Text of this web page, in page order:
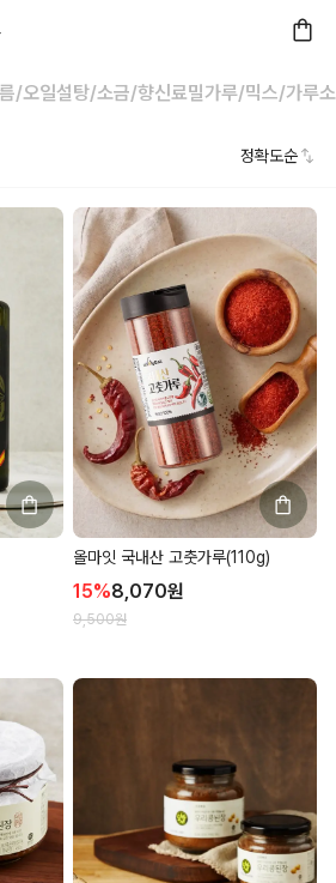
/오일설탕/소금/향신료밀가루/믹스/가루
정확도순
올마잇 국내산 고춧가루(110g)
15%8,070원
9,500원